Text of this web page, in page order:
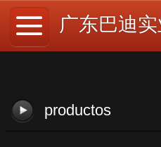
广东巴迪
productos